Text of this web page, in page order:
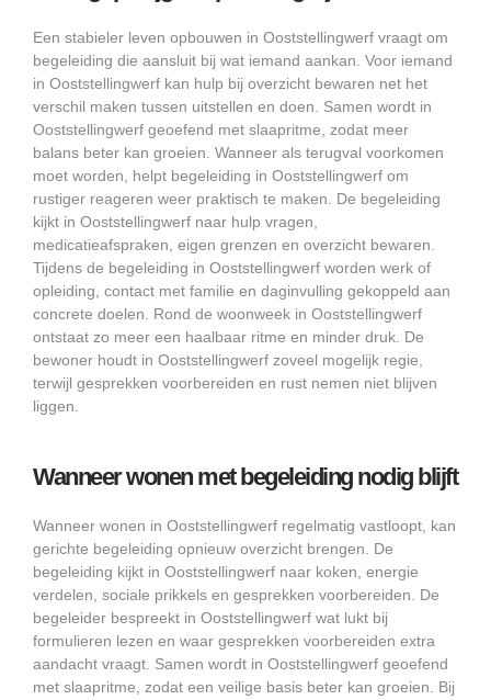
Een stabieler leven opbouwen in Ooststellingwerf vraagt om
begeleiding die aansluit bij wat iemand aankan. Voor iemand
in Ooststellingwerf kan hulp bij overzicht bewaren net het
verschil maken tussen uitstellen en doen. Samen wordt in
Ooststellingwerf geoefend met slaapritme, zodat meer
balans beter kan groeien. Wanneer als terugval voorkomen
moet worden, helpt begeleiding in Ooststellingwerf om
rustiger reageren weer praktisch te maken. De begeleiding
kijkt in Ooststellingwerf naar hulp vragen,
medicatieafspraken, eigen grenzen en overzicht bewaren.
Tijdens de begeleiding in Ooststellingwerf worden werk of
opleiding, contact met familie en daginvulling gekoppeld aan
concrete doelen. Rond de woonweek in Ooststellingwerf
ontstaat zo meer een haalbaar ritme en minder druk. De
bewoner houdt in Ooststellingwerf zoveel mogelijk regie,
terwijl gesprekken voorbereiden en rust nemen niet blijven
liggen.
Wanneer wonen met begeleiding nodig blijft
Wanneer wonen in Ooststellingwerf regelmatig vastloopt, kan
gerichte begeleiding opnieuw overzicht brengen. De
begeleiding kijkt in Ooststellingwerf naar koken, energie
verdelen, sociale prikkels en gesprekken voorbereiden. De
begeleider bespreekt in Ooststellingwerf wat lukt bij
formulieren lezen en waar gesprekken voorbereiden extra
aandacht vraagt. Samen wordt in Ooststellingwerf geoefend
met slaapritme, zodat een veilige basis beter kan groeien. Bij